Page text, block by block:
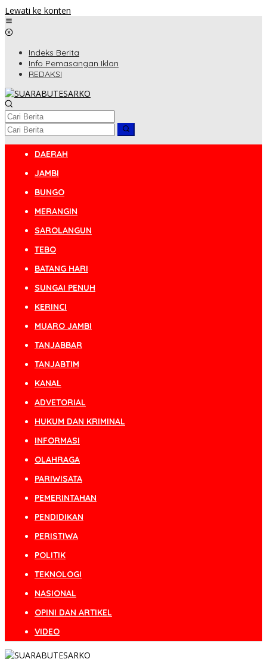
Lewati ke konten
Indeks Berita
Info Pemasangan Iklan
REDAKSI
DAERAH
JAMBI
BUNGO
MERANGIN
SAROLANGUN
TEBO
BATANG HARI
SUNGAI PENUH
KERINCI
MUARO JAMBI
TANJABBAR
TANJABTIM
KANAL
ADVETORIAL
HUKUM DAN KRIMINAL
INFORMASI
OLAHRAGA
PARIWISATA
PEMERINTAHAN
PENDIDIKAN
PERISTIWA
POLITIK
TEKNOLOGI
NASIONAL
OPINI DAN ARTIKEL
VIDEO